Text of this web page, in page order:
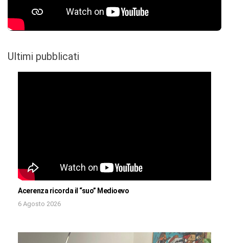
Ultimi pubblicati
Acerenza ricorda il “suo” Medioevo
6 Agosto 2026